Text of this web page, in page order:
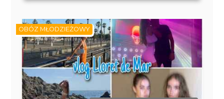
OBÓZ MŁODZIEŻOWY